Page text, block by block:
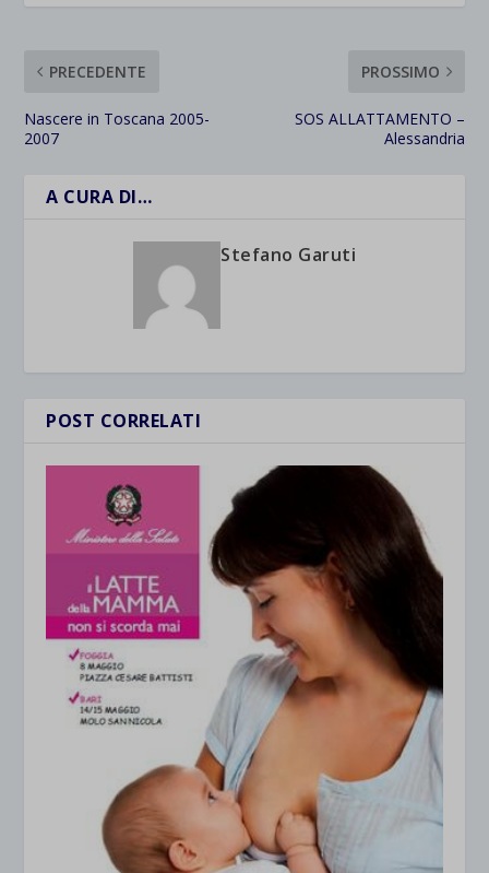
PRECEDENTE
Nascere in Toscana 2005-
2007
PROSSIMO
SOS ALLATTAMENTO –
Alessandria
A CURA DI…
Stefano Garuti
POST CORRELATI